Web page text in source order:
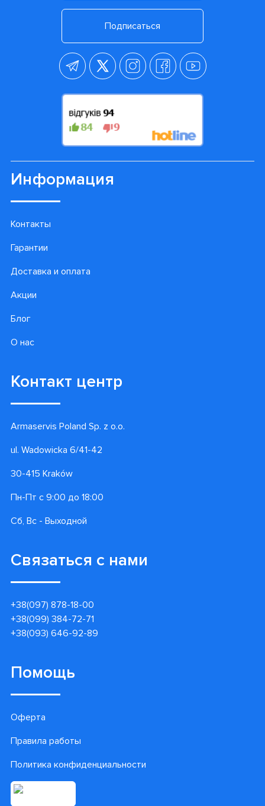
Подписаться
Информация
Контакты
Гарантии
Доставка и оплата
Акции
Блог
О нас
Контакт центр
Armaservis Poland Sp. z o.o.
ul. Wadowicka 6/41-42
30-415 Kraków
Пн-Пт с 9:00 до 18:00
Сб, Вс - Выходной
Связаться с нами
+38(097) 878-18-00
+38(099) 384-72-71
+38(093) 646-92-89
Помощь
Оферта
Правила работы
Политика конфиденциальности